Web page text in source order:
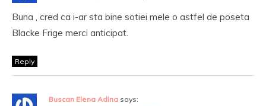
Buna , cred ca i-ar sta bine sotiei mele o astfel de poseta
Blacke Frige merci anticipat.
Reply
Buscan Elena Adina says: